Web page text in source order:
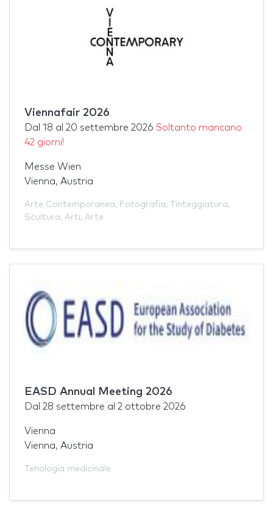
Viennafair 2026
Dal 18 al 20 settembre 2026 Soltanto mancano
42 giorni!
Messe Wien
Vienna, Austria
Arte Contemporanea, Fotografia, Tinteggiatura,
Scultura, Arti, Arte
EASD Annual Meeting 2026
Dal 28 settembre al 2 ottobre 2026
Vienna
Vienna, Austria
Tenologia medicinale